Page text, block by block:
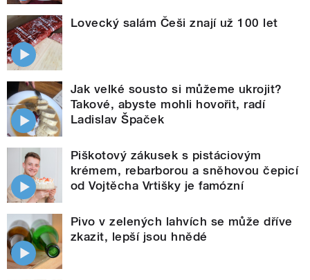
Lovecký salám Češi znají už 100 let
Jak velké sousto si můžeme ukrojit?
Takové, abyste mohli hovořit, radí
Ladislav Špaček
Piškotový zákusek s pistáciovým
krémem, rebarborou a sněhovou čepicí
od Vojtěcha Vrtišky je famózní
Pivo v zelených lahvích se může dříve
zkazit, lepší jsou hnědé